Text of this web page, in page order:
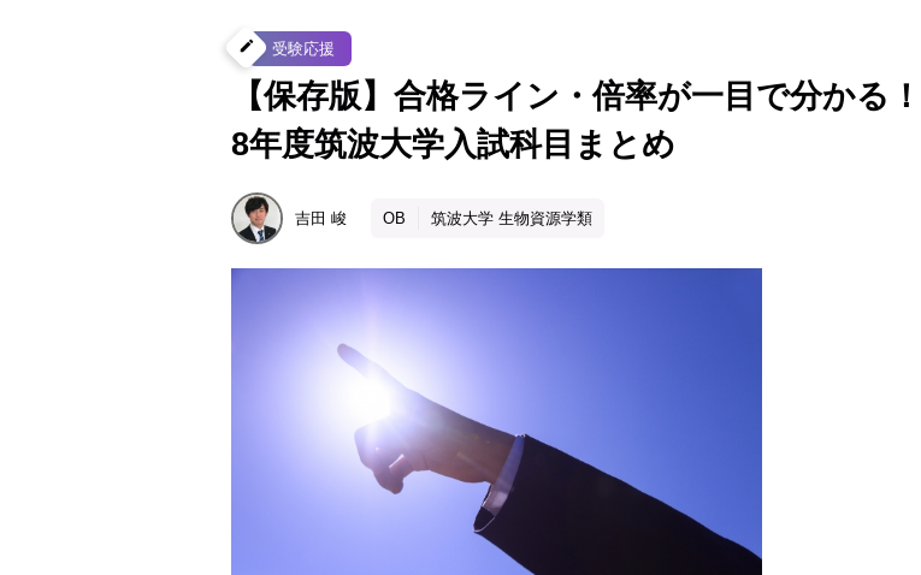
create 受験応援
【保存版】合格ライン・倍率が一目で分かる
8年度筑波大学入試科目まとめ
吉田 峻 OB 筑波大学 生物資源学類